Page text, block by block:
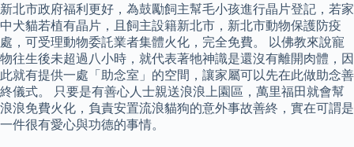
新北市政府福利更好，為鼓勵飼主幫毛小孩進行晶片登記，若家
中犬貓若植有晶片，且飼主設籍新北市，新北市動物保護防疫
處，可受理動物委託業者集體火化，完全免費。 以佛教來說寵
物往生後未超過八小時，就代表著牠神識是還沒有離開肉體，因
此就有提供一處「助念室」的空間，讓家屬可以先在此做助念善
終儀式。 只要是有善心人士親送浪浪上園區，萬里福田就會幫
浪浪免費火化，負責安置流浪貓狗的意外事故善終，實在可謂是
一件很有愛心與功德的事情。